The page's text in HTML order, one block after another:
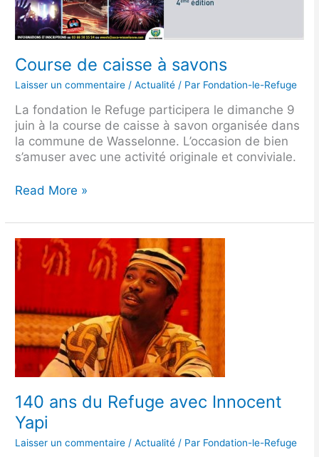
Course de caisse à savons
Laisser un commentaire /Actualité / Par Fondation-le-Refuge
La fondation le Refuge participera le dimanche 9
juin à la course de caisse à savon organisée dans
la commune de Wasselonne. L’occasion de bien
s’amuser avec une activité originale et conviviale.
Read More »
140 ans du Refuge avec Innocent
Yapi
Laisser un commentaire /Actualité / Par Fondation-le-Refuge
140
ans
avec
Innocent
Yapi